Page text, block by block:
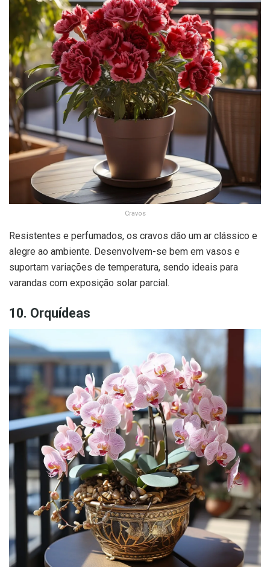
Cravos
Resistentes e perfumados, os cravos dão um ar clássico e
alegre ao ambiente. Desenvolvem-se bem em vasos e
suportam variações de temperatura, sendo ideais para
varandas com exposição solar parcial.
10. Orquídeas